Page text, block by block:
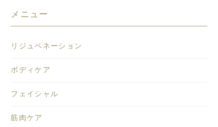
メニュー
リジュベネーション
ボディケア
フェイシャル
筋肉ケア